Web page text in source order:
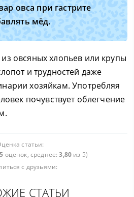
овса при гастрите
мёд.
овсяных хлопьев или крупы
и трудностей даже
хозяйкам. Употребляя
почувствует облегчение
статьи:
5 оценок, среднее:3,80 из 5)
с друзьями:
СТАТЬИ